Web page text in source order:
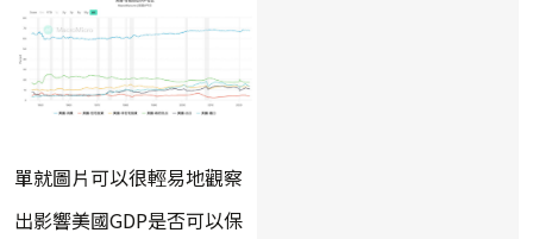
單就圖片可以很輕易地觀察
出影響美國GDP是否可以保